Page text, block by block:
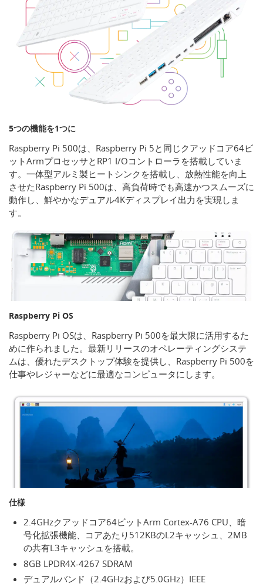
5つの機能を1つに
Raspberry Pi 500は、Raspberry Pi 5と同じクアッドコア64ビ
ットArmプロセッサとRP1 I/Oコントローラを搭載していま
す。一体型アルミ製ヒートシンクを搭載し、放熱性能を向上
させたRaspberry Pi 500は、高負荷時でも高速かつスムーズに
動作し、鮮やかなデュアル4Kディスプレイ出力を実現しま
す。
Raspberry Pi OS
Raspberry Pi OSは、Raspberry Pi 500を最大限に活用するた
めに作られました。最新リリースのオペレーティングシステ
ムは、優れたデスクトップ体験を提供し、Raspberry Pi 500を
仕事やレジャーなどに最適なコンピュータにします。
仕様
2.4GHzクアッドコア64ビットArm Cortex-A76 CPU、暗
号化拡張機能、コアあたり512KBのL2キャッシュ、2MB
の共有L3キャッシュを搭載。
8GB LPDR4X-4267 SDRAM
デュアルバンド（2.4GHzおよび5.0GHz）IEEE